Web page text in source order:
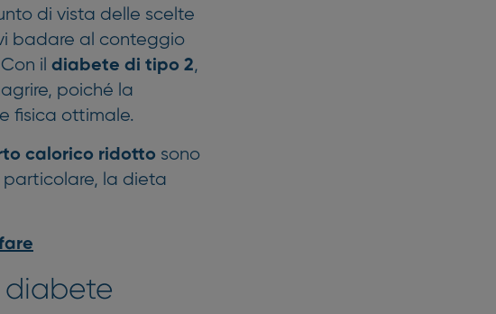
di vista delle scelte
badare al conteggio
il diabete di tipo 2,
poiché la
fisica ottimale.
calorico ridotto sono
la dieta
diabete